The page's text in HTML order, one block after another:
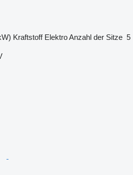
Kraftstoff ElektroAnzahl der Sitze 5